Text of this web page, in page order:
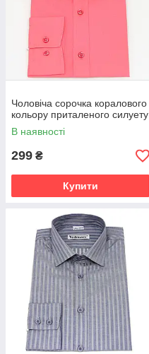
Чоловіча сорочка коралового
кольору приталеного силуету
В наявності
299 ₴
Купити